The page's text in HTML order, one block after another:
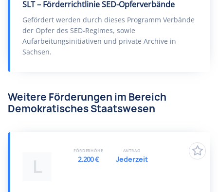
SLT – Förderrichtlinie SED-Opferverbände
Gefördert werden durch dieses Programm Verbände
der Opfer des SED-Regimes, sowie
Aufarbeitungsinitiativen und private Archive in
Sachsen.
Weitere Förderungen im Bereich
Demokratisches Staatswesen
L
FÖRDERHÖHE
2.200 €
ANTRAG
Jederzeit